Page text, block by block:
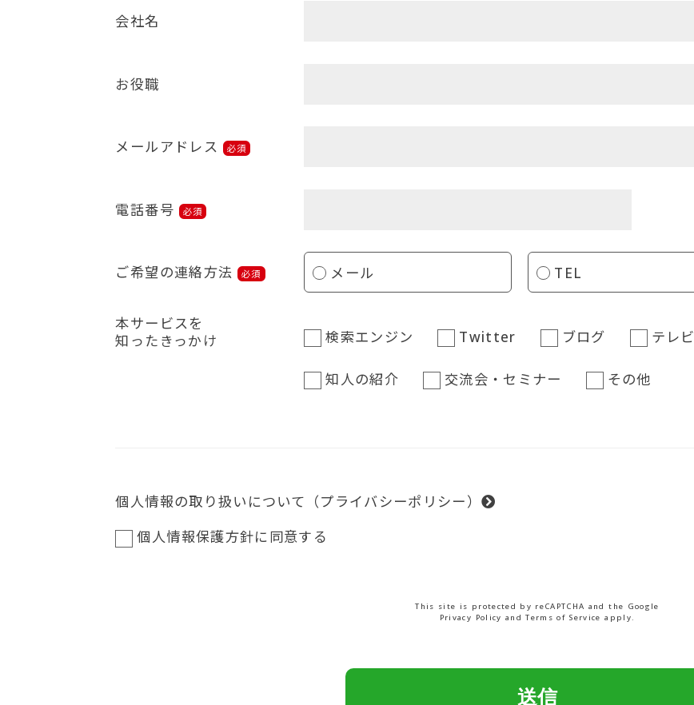
会社名
お役職
メールアドレス 必須
電話番号 必須
ご希望の連絡方法 必須 メール TEL
本サービスを
知ったきっかけ
検索エンジン Twitter ブログ テレビ
知人の紹介 交流会・セミナー その他
個人情報の取り扱いについて（プライバシーポリシー）
個人情報保護方針に同意する
This site is protected by reCAPTCHA and the Google
Privacy Policy andTerms of Service apply.